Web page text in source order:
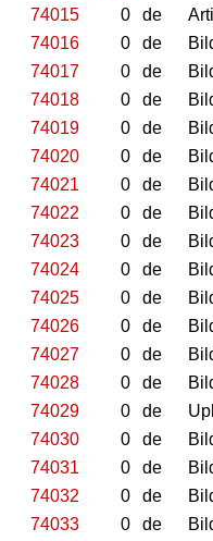
74015
0 de
74016
0 de
74017
0 de
74018
0 de
74019
0 de
74020
0 de
74021
0 de
74022
0 de
74023
0 de
74024
0 de
74025
0 de
74026
0 de
74027
0 de
74028
0 de
74029
0 de
74030
0 de
74031
0 de
74032
0 de
74033
0 de